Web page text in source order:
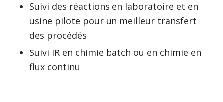
Suivi des réactions en laboratoire et en
usine pilote pour un meilleur transfert
des procédés
Suivi IR en chimie batch ou en chimie en
flux continu